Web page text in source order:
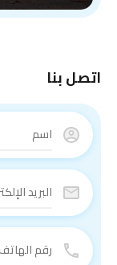
اتصل بنا